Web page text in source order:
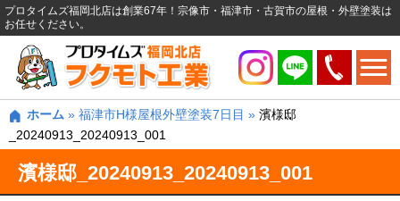
プロタイムズ福岡北店は創業67年！宗像市・福津市・古賀市の屋根・外壁塗装は
お任せください。
ホーム » 福津市H様屋根外壁塗装7日目 » 濱様邸
_20240913_20240913_001
濱様邸_20240913_20240913_001